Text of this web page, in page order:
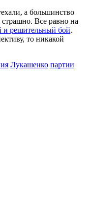
а большинство
Все равно на
и решительный бой.
то никакой
Лукашенко партии